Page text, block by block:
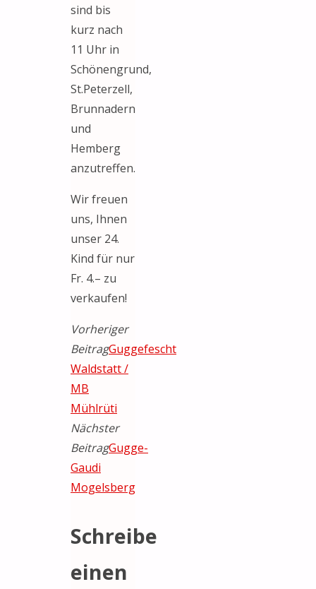
sind bis
kurz nach
11 Uhr in
Schönengrund,
St.Peterzell,
Brunnadern
und
Hemberg
anzutreffen.
Wir freuen
uns, Ihnen
unser 24.
Kind für nur
Fr. 4.– zu
verkaufen!
Vorheriger
BeitragGuggefescht
Waldstatt /
MB
Mühlrüti
Nächster
BeitragGugge-
Gaudi
Mogelsberg
Schreibe
einen